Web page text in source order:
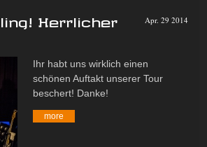
Apr. 29 2014
Herrlicher
Ihr habt uns wirklich einen
schönen Auftakt unserer Tour
beschert! Danke!
more